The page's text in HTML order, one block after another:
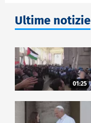
Ultime notizie
01:25